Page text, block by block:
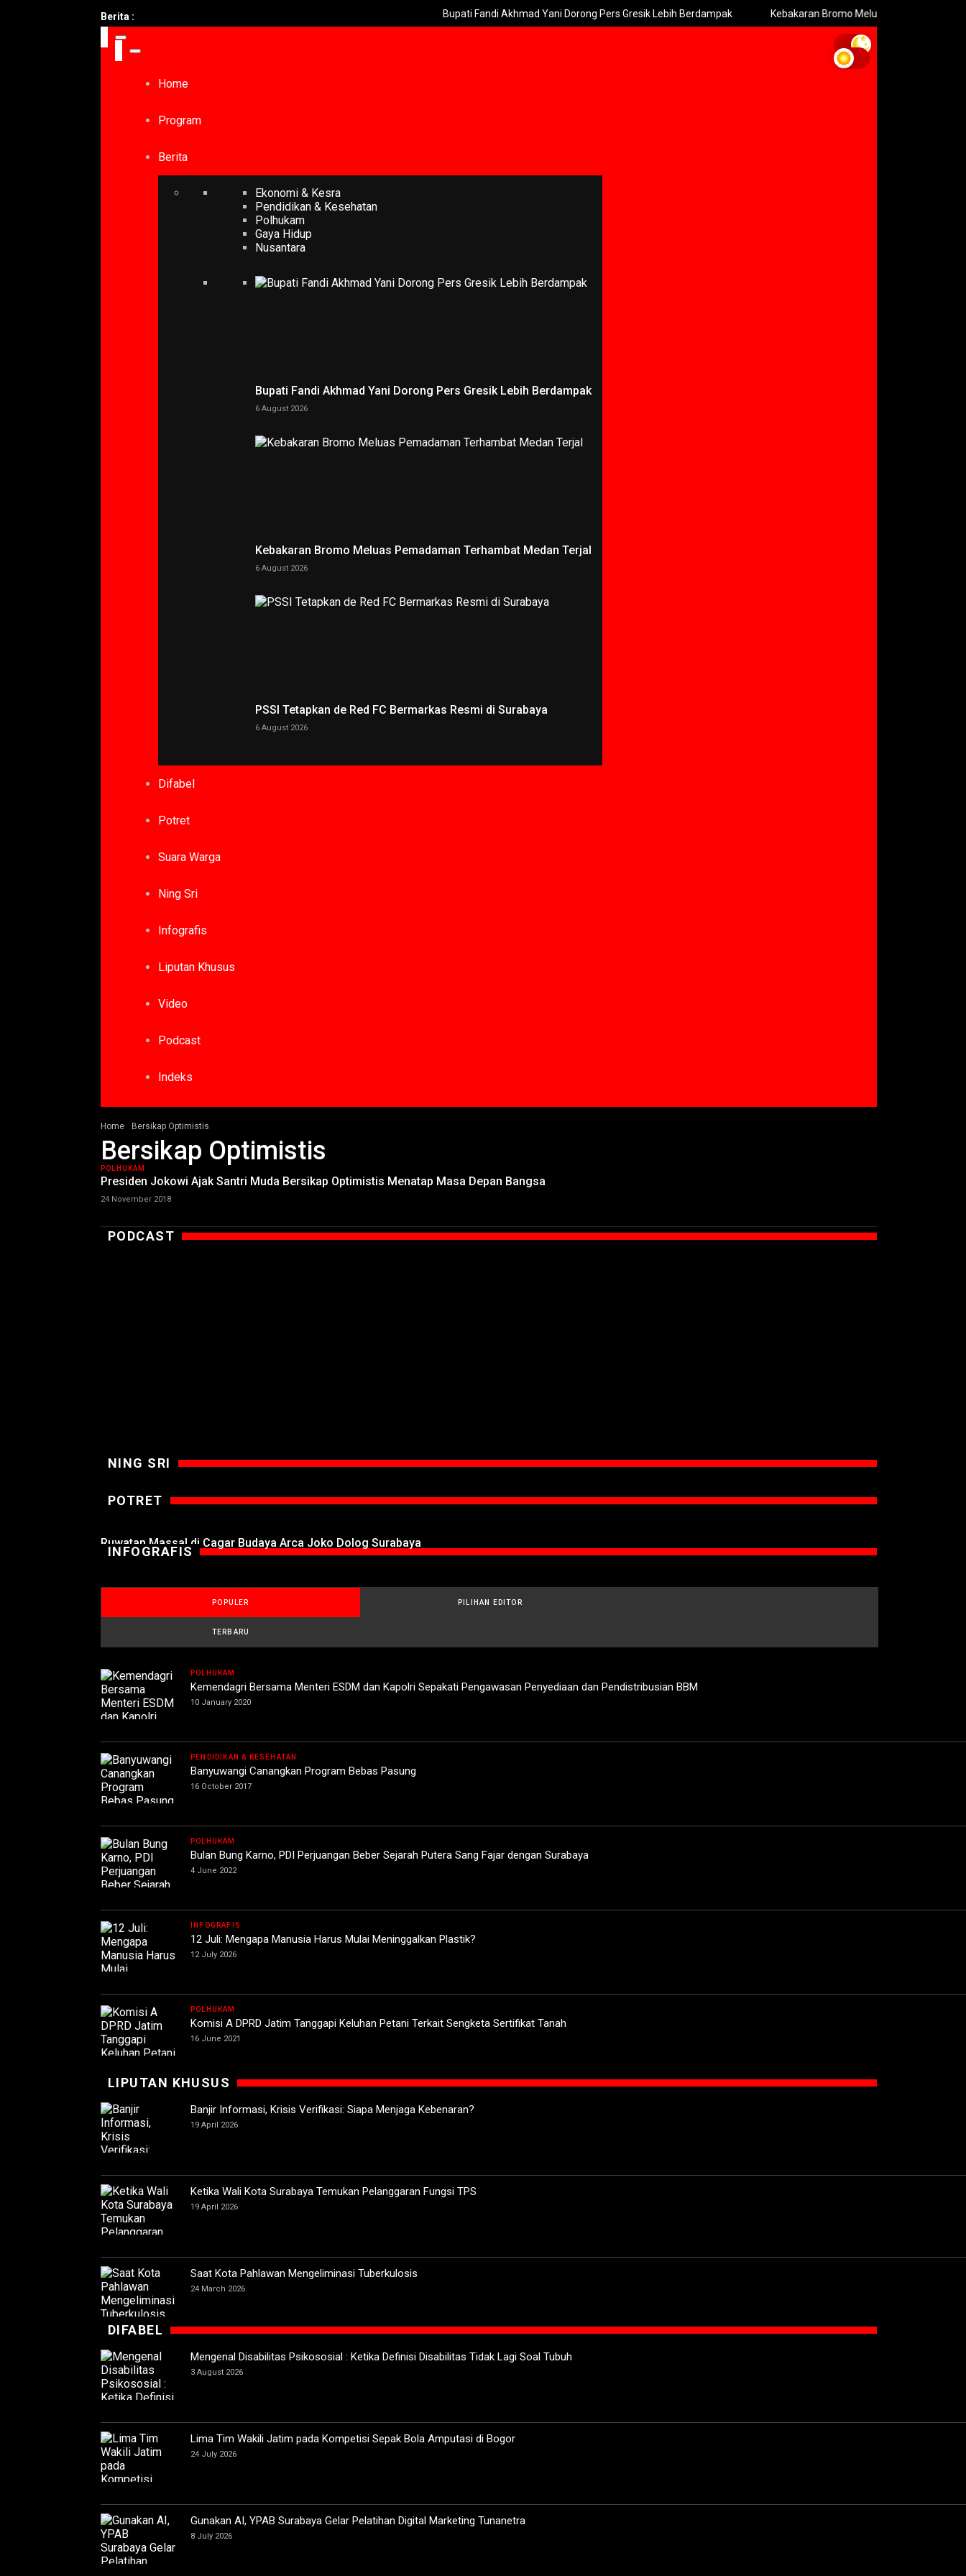
Berita : Bupati Fandi Akhmad Yani Dorong Pers Gresik Lebih Berdampak Kebakaran Bromo Meluas Pemadaman
Home
Program
Berita
Ekonomi & Kesra
Pendidikan & Kesehatan
Polhukam
Gaya Hidup
Nusantara
Bupati Fandi Akhmad Yani Dorong Pers Gresik Lebih Berdampak
6 August 2026
Kebakaran Bromo Meluas Pemadaman Terhambat Medan Terjal
6 August 2026
PSSI Tetapkan de Red FC Bermarkas Resmi di Surabaya
6 August 2026
Difabel
Potret
Suara Warga
Ning Sri
Infografis
Liputan Khusus
Video
Podcast
Indeks
Home Bersikap Optimistis
Bersikap Optimistis
POLHUKAM
Presiden Jokowi Ajak Santri Muda Bersikap Optimistis Menatap Masa Depan Bangsa
24 November 2018
PODCAST
NING SRI
POTRET
Ruwatan Massal di Cagar Budaya Arca Joko Dolog Surabaya
INFOGRAFIS
POPULER PILIHAN EDITOR
TERBARU
POLHUKAM
Kemendagri Bersama Menteri ESDM dan Kapolri Sepakati Pengawasan Penyediaan dan Pendistribusian BBM
10 January 2020
PENDIDIKAN & KESEHATAN
Banyuwangi Canangkan Program Bebas Pasung
16 October 2017
POLHUKAM
Bulan Bung Karno, PDI Perjuangan Beber Sejarah Putera Sang Fajar dengan Surabaya
4 June 2022
INFOGRAFIS
12 Juli: Mengapa Manusia Harus Mulai Meninggalkan Plastik?
12 July 2026
POLHUKAM
Komisi A DPRD Jatim Tanggapi Keluhan Petani Terkait Sengketa Sertifikat Tanah
16 June 2021
LIPUTAN KHUSUS
Banjir Informasi, Krisis Verifikasi: Siapa Menjaga Kebenaran?
19 April 2026
Ketika Wali Kota Surabaya Temukan Pelanggaran Fungsi TPS
19 April 2026
Saat Kota Pahlawan Mengeliminasi Tuberkulosis
24 March 2026
DIFABEL
Mengenal Disabilitas Psikososial : Ketika Definisi Disabilitas Tidak Lagi Soal Tubuh
3 August 2026
Lima Tim Wakili Jatim pada Kompetisi Sepak Bola Amputasi di Bogor
24 July 2026
Gunakan AI, YPAB Surabaya Gelar Pelatihan Digital Marketing Tunanetra
8 July 2026